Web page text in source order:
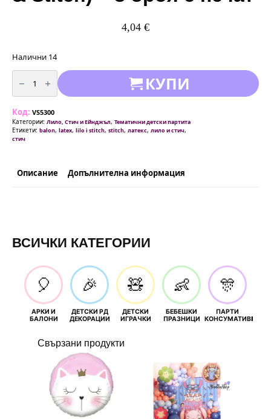
4,04 €
Налични 14
количество
за
Балони
латекс
(Lilo
&
Stitch)
-
8
печат
КУПИ
Код: VS5300
Категории: Лило, Стич и Ейнджъл, Тематични детски партита
Етикети: balon, latex, lilo i stitch, stitch, латекс, лило и стич,
стич
Описание Допълнителна информация
ВСИЧКИ КАТЕГОРИИ
🎈
АРКИ И
БАЛОНИ
🎉
ДЕТСКИ РД
ДЕКОРАЦИИ
🧸
ДЕТСКИ
ИГРАЧКИ
👶
БЕБЕШКИ
ПРАЗНИЦИ
🎊
ПАРТИ
КОНСУМАТИВИ
Свързани продукти